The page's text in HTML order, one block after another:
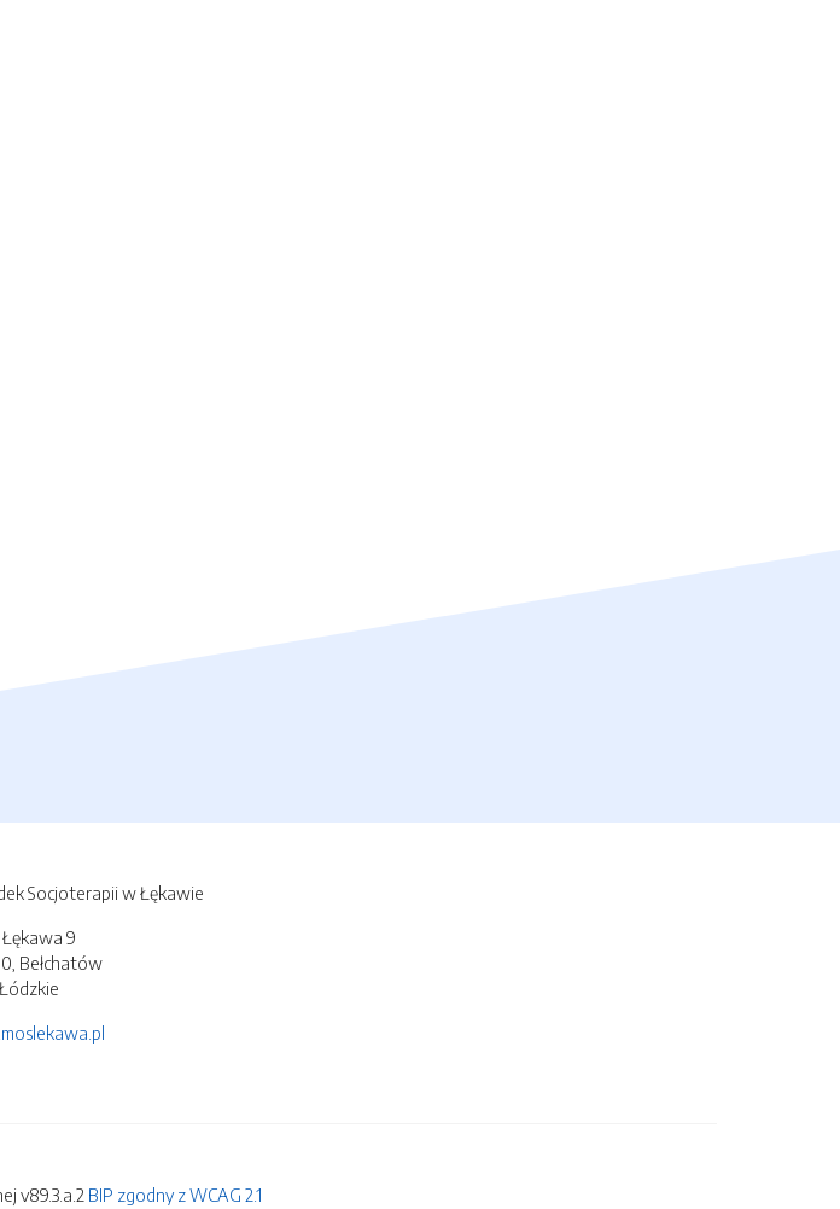
Socjoterapii w Łękawie
Łękawa 9
Bełchatów
Łódzkie
v89.3.a.2 BIP zgodny z WCAG 2.1